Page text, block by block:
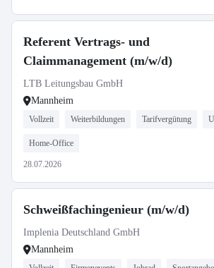
Referent Vertrags- und
Claimmanagement (m/w/d)
LTB Leitungsbau GmbH
Mannheim
Vollzeit Weiterbildungen Tarifvergütung
Home-Office
28.07.2026
Schweißfachingenieur (m/w/d)
Implenia Deutschland GmbH
Mannheim